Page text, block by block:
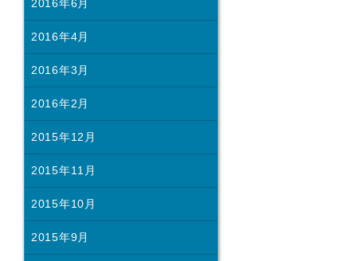
2016年6月
2016年4月
2016年3月
2016年2月
2015年12月
2015年11月
2015年10月
2015年9月